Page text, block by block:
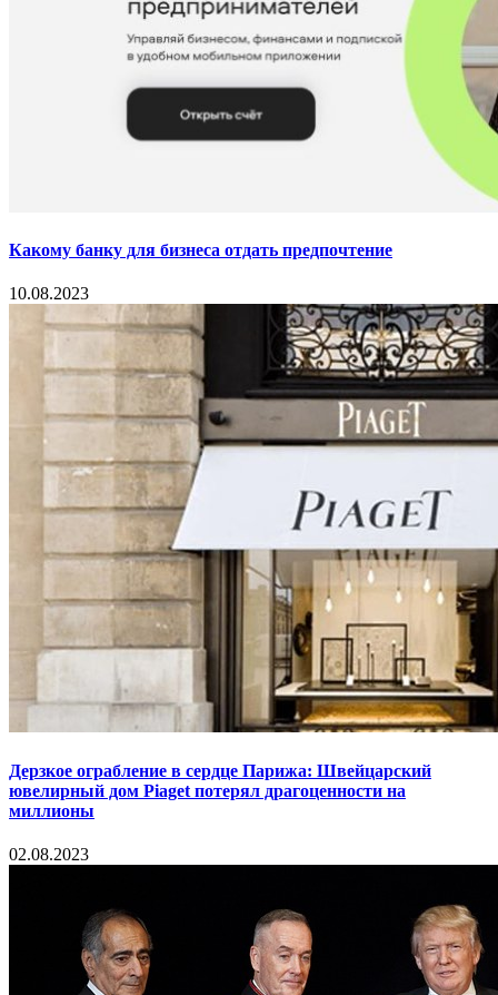
Какому банку для бизнеса отдать предпочтение
10.08.2023
Дерзкое ограбление в сердце Парижа: Швейцарский
ювелирный дом Piaget потерял драгоценности на
миллионы
02.08.2023